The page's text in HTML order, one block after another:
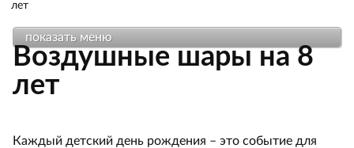
лет
Воздушные шары на 8
лет
Каждый детский день рождения – это событие для
показать меню